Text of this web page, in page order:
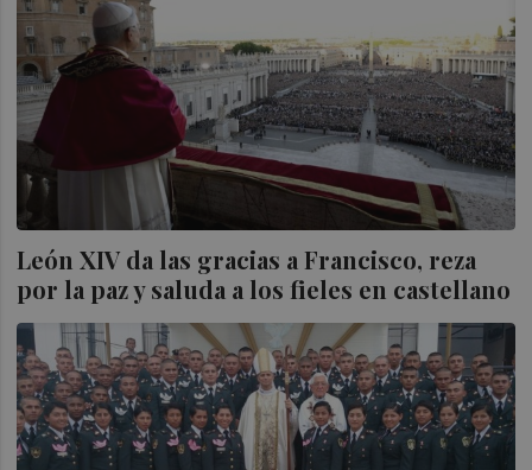
León XIV da las gracias a Francisco, reza
por la paz y saluda a los fieles en castellano